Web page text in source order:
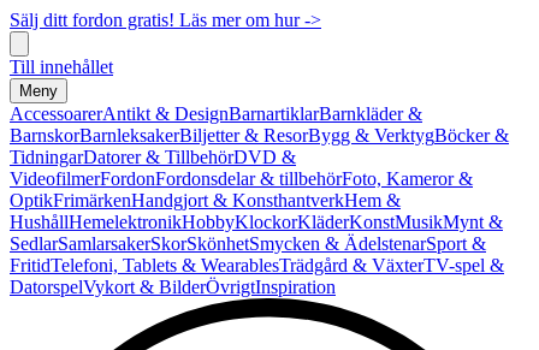
Sälj ditt fordon gratis! Läs mer om hur ->
Till innehållet
Meny
AccessoarerAntikt & DesignBarnartiklarBarnkläder &
BarnskorBarnleksakerBiljetter & ResorBygg & VerktygBöcker &
TidningarDatorer & TillbehörDVD &
VideofilmerFordonFordonsdelar & tillbehörFoto, Kameror &
OptikFrimärkenHandgjort & KonsthantverkHem &
HushållHemelektronikHobbyKlockorKläderKonstMusikMynt &
SedlarSamlarsakerSkorSkönhetSmycken & ÄdelstenarSport &
FritidTelefoni, Tablets & WearablesTrädgård & VäxterTV-spel &
DatorspelVykort & BilderÖvrigtInspiration